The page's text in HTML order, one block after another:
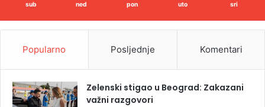
sub ned pon uto sri
Popularno Posljednje Komentari
Zelenski stigao u Beograd: Zakazani
važni razgovori